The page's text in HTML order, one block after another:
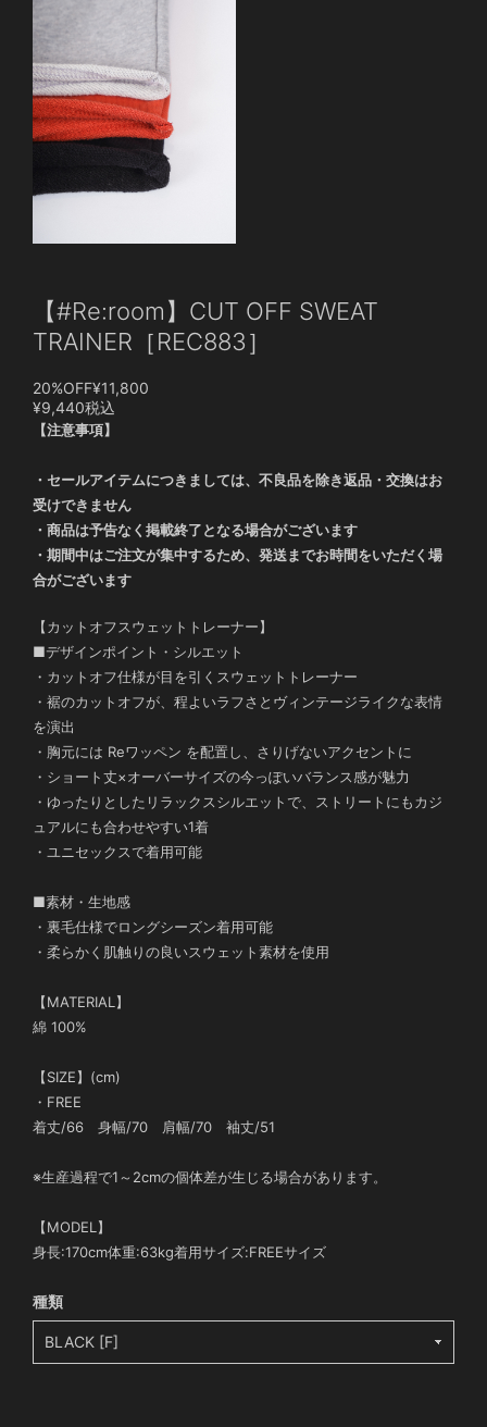
【#Re:room】CUT OFF SWEAT
TRAINER［REC883］
20%OFF¥11,800
¥9,440税込
【注意事項】
・セールアイテムにつきましては、不良品を除き返品・交換はお
受けできません
・商品は予告なく掲載終了となる場合がございます
・期間中はご注文が集中するため、発送までお時間をいただく場
合がございます
【カットオフスウェットトレーナー】
■デザインポイント・シルエット
・カットオフ仕様が目を引くスウェットトレーナー
・裾のカットオフが、程よいラフさとヴィンテージライクな表情
を演出
・胸元には Reワッペン を配置し、さりげないアクセントに
・ショート丈×オーバーサイズの今っぽいバランス感が魅力
・ゆったりとしたリラックスシルエットで、ストリートにもカジ
ュアルにも合わせやすい1着
・ユニセックスで着用可能
■素材・生地感
・裏毛仕様でロングシーズン着用可能
・柔らかく肌触りの良いスウェット素材を使用
【MATERIAL】
綿 100%
【SIZE】(cm)
・FREE
着丈/66 身幅/70 肩幅/70 袖丈/51
※生産過程で1～2cmの個体差が生じる場合があります。
【MODEL】
身長:170cm体重:63kg着用サイズ:FREEサイズ
種類